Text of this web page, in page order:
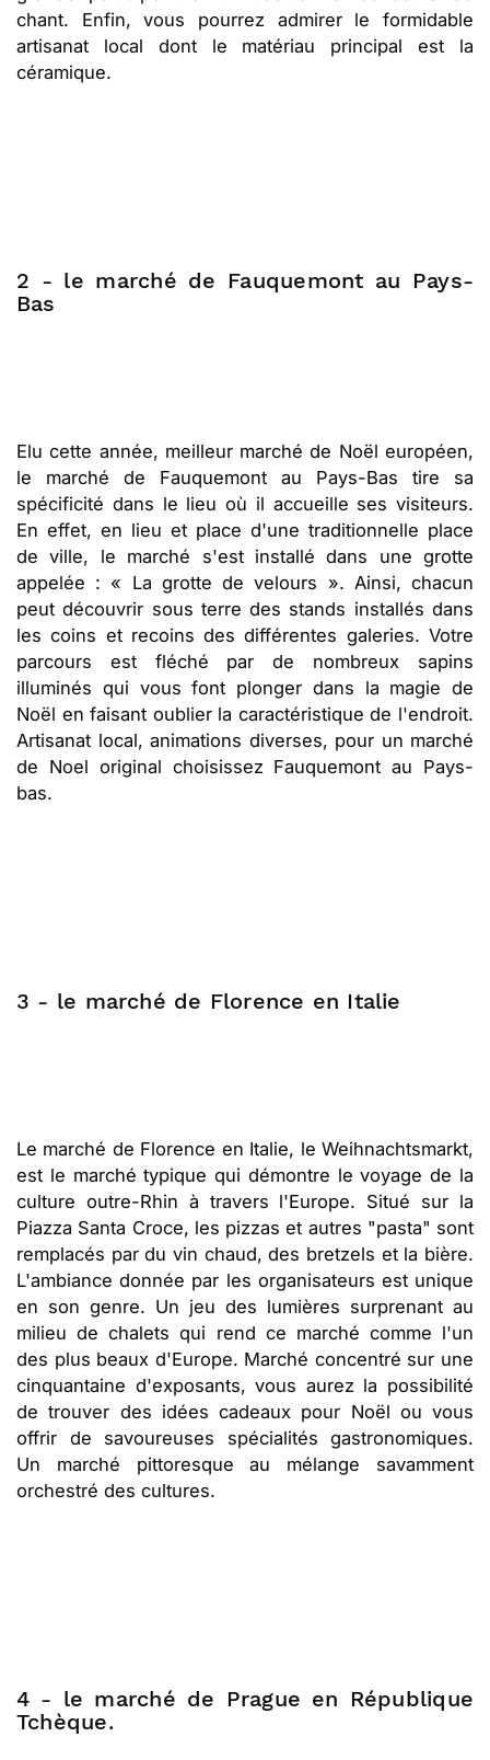
chant. Enfin, vous pourrez admirer le formidable
artisanat local dont le matériau principal est la
céramique.
2 - le marché de Fauquemont au Pays-
Bas
Elu cette année, meilleur marché de Noël européen,
le marché de Fauquemont au Pays-Bas tire sa
spécificité dans le lieu où il accueille ses visiteurs.
En effet, en lieu et place d'une traditionnelle place
de ville, le marché s'est installé dans une grotte
appelée : « La grotte de velours ». Ainsi, chacun
peut découvrir sous terre des stands installés dans
les coins et recoins des différentes galeries. Votre
parcours est fléché par de nombreux sapins
illuminés qui vous font plonger dans la magie de
Noël en faisant oublier la caractéristique de l'endroit.
Artisanat local, animations diverses, pour un marché
de Noel original choisissez Fauquemont au Pays-
bas.
3 - le marché de Florence en Italie
Le marché de Florence en Italie, le Weihnachtsmarkt,
est le marché typique qui démontre le voyage de la
culture outre-Rhin à travers l'Europe. Situé sur la
Piazza Santa Croce, les pizzas et autres "pasta" sont
remplacés par du vin chaud, des bretzels et la bière.
L'ambiance donnée par les organisateurs est unique
en son genre. Un jeu des lumières surprenant au
milieu de chalets qui rend ce marché comme l'un
des plus beaux d'Europe. Marché concentré sur une
cinquantaine d'exposants, vous aurez la possibilité
de trouver des idées cadeaux pour Noël ou vous
offrir de savoureuses spécialités gastronomiques.
Un marché pittoresque au mélange savamment
orchestré des cultures.
4 - le marché de Prague en République
Tchèque.